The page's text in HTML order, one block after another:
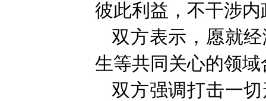
彼此利益，不干涉
双方表示，愿就
生等共同关心的领
双方强调打击一